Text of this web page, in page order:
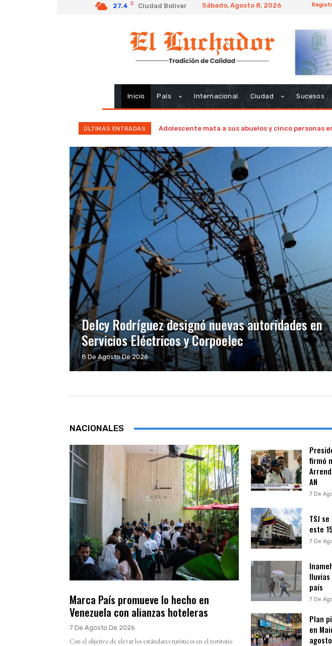
27.4 C Ciudad Bolivar Sábado, Agosto 8, 2026
Inicio País Internacional Ciudad Sucesos
ÚLTIMAS ENTRADAS Adolescente mata a sus abuelos y cinco personas
Delcy Rodríguez designó nuevas autoridades en
Servicios Eléctricos y Corpoelec
8 De Agosto De 2026
NACIONALES
Marca País promueve lo hecho en
Venezuela con alianzas hoteleras
7 De Agosto De 2026
Con el objetivo de elevar los estándares turísticos en el territorio
firmó
AN
7 De
TSJ
este
7 De
país
7 De
Plan
en
agosto